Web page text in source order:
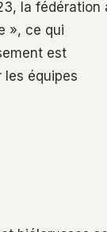
la fédération
», ce qui
est
les équipes